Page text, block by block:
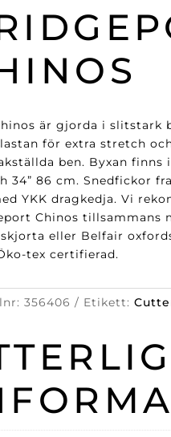
är gjorda i slitstark
för extra stretch
ben. Byxan finns
34” 86 cm. Snedfickor
YKK dragkedja. Vi
Chinos tillsammans
eller Belfair
tex certifierad.
356406 Etikett: